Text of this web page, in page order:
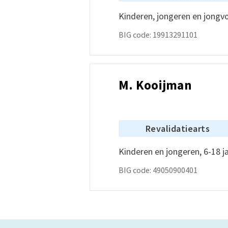
Kinderen, jongeren en
BIG code: 19913291101
M. Kooijman
Revalidatiearts
Kinderen en jongeren, 6-18
BIG code: 49050900401